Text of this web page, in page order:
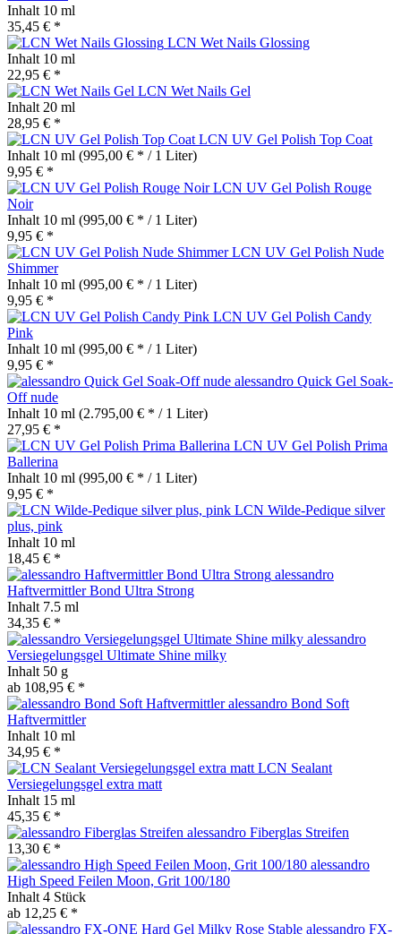
Inhalt 10 ml
35,45 € *
LCN Wet Nails Glossing
Inhalt 10 ml
22,95 € *
LCN Wet Nails Gel
Inhalt 20 ml
28,95 € *
LCN UV Gel Polish Top Coat
Inhalt 10 ml (995,00 € * / 1 Liter)
9,95 € *
LCN UV Gel Polish Rouge
Noir
Inhalt 10 ml (995,00 € * / 1 Liter)
9,95 € *
LCN UV Gel Polish Nude
Shimmer
Inhalt 10 ml (995,00 € * / 1 Liter)
9,95 € *
LCN UV Gel Polish Candy
Pink
Inhalt 10 ml (995,00 € * / 1 Liter)
9,95 € *
alessandro Quick Gel Soak-
Off nude
Inhalt 10 ml (2.795,00 € * / 1 Liter)
27,95 € *
LCN UV Gel Polish Prima
Ballerina
Inhalt 10 ml (995,00 € * / 1 Liter)
9,95 € *
LCN Wilde-Pedique silver
plus, pink
Inhalt 10 ml
18,45 € *
alessandro
Haftvermittler Bond Ultra Strong
Inhalt 7.5 ml
34,35 € *
alessandro
Versiegelungsgel Ultimate Shine milky
Inhalt 50 g
ab 108,95 € *
alessandro Bond Soft
Haftvermittler
Inhalt 10 ml
34,95 € *
LCN Sealant
Versiegelungsgel extra matt
Inhalt 15 ml
45,35 € *
alessandro Fiberglas Streifen
13,30 € *
alessandro
High Speed Feilen Moon, Grit 100/180
Inhalt 4 Stück
ab 12,25 € *
alessandro FX-